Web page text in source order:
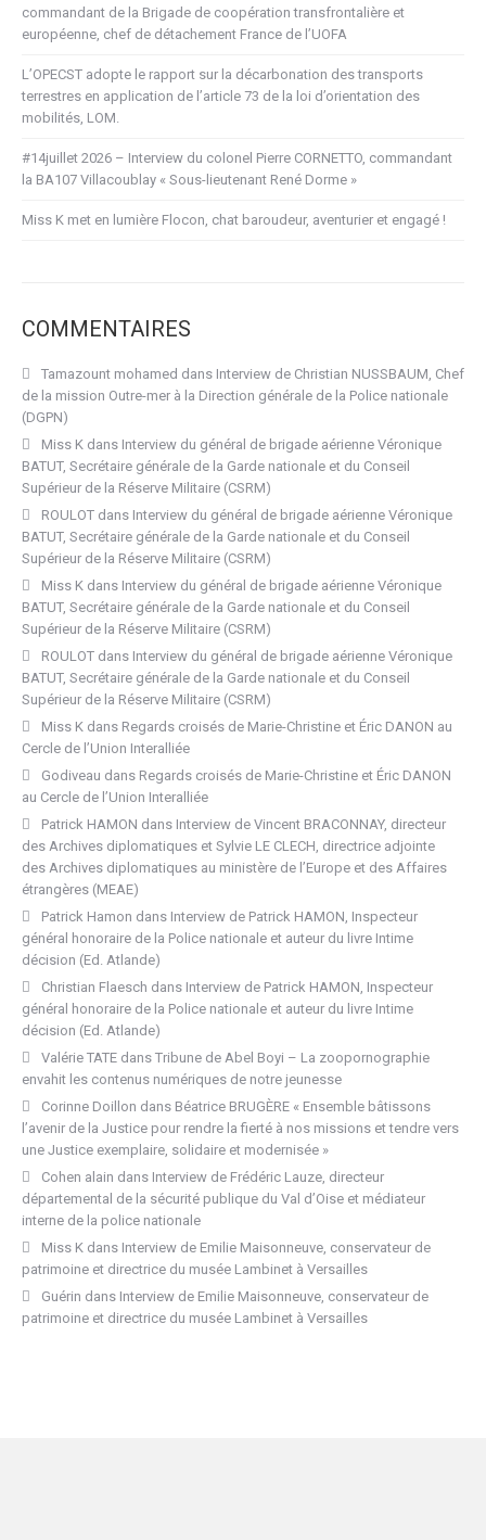
commandant de la Brigade de coopération transfrontalière et
européenne, chef de détachement France de l’UOFA
L’OPECST adopte le rapport sur la décarbonation des transports
terrestres en application de l’article 73 de la loi d’orientation des
mobilités, LOM.
#14juillet 2026 – Interview du colonel Pierre CORNETTO, commandant
la BA107 Villacoublay « Sous-lieutenant René Dorme »
Miss K met en lumière Flocon, chat baroudeur, aventurier et engagé !
COMMENTAIRES
Tamazount mohamed dans Interview de Christian NUSSBAUM, Chef
de la mission Outre-mer à la Direction générale de la Police nationale
(DGPN)
Miss K dans Interview du général de brigade aérienne Véronique
BATUT, Secrétaire générale de la Garde nationale et du Conseil
Supérieur de la Réserve Militaire (CSRM)
ROULOT dans Interview du général de brigade aérienne Véronique
BATUT, Secrétaire générale de la Garde nationale et du Conseil
Supérieur de la Réserve Militaire (CSRM)
Miss K dans Interview du général de brigade aérienne Véronique
BATUT, Secrétaire générale de la Garde nationale et du Conseil
Supérieur de la Réserve Militaire (CSRM)
ROULOT dans Interview du général de brigade aérienne Véronique
BATUT, Secrétaire générale de la Garde nationale et du Conseil
Supérieur de la Réserve Militaire (CSRM)
Miss K dans Regards croisés de Marie-Christine et Éric DANON au
Cercle de l’Union Interalliée
Godiveau dans Regards croisés de Marie-Christine et Éric DANON
au Cercle de l’Union Interalliée
Patrick HAMON dans Interview de Vincent BRACONNAY, directeur
des Archives diplomatiques et Sylvie LE CLECH, directrice adjointe
des Archives diplomatiques au ministère de l’Europe et des Affaires
étrangères (MEAE)
Patrick Hamon dans Interview de Patrick HAMON, Inspecteur
général honoraire de la Police nationale et auteur du livre Intime
décision (Ed. Atlande)
Christian Flaesch dans Interview de Patrick HAMON, Inspecteur
général honoraire de la Police nationale et auteur du livre Intime
décision (Ed. Atlande)
Valérie TATE dans Tribune de Abel Boyi – La zoopornographie
envahit les contenus numériques de notre jeunesse
Corinne Doillon dans Béatrice BRUGÈRE « Ensemble bâtissons
l’avenir de la Justice pour rendre la fierté à nos missions et tendre vers
une Justice exemplaire, solidaire et modernisée »
Cohen alain dans Interview de Frédéric Lauze, directeur
départemental de la sécurité publique du Val d’Oise et médiateur
interne de la police nationale
Miss K dans Interview de Emilie Maisonneuve, conservateur de
patrimoine et directrice du musée Lambinet à Versailles
Guérin dans Interview de Emilie Maisonneuve, conservateur de
patrimoine et directrice du musée Lambinet à Versailles